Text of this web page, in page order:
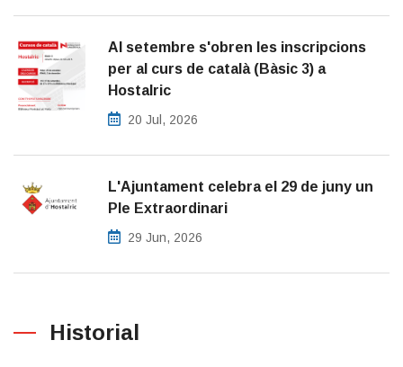
Al setembre s'obren les inscripcions
per al curs de català (Bàsic 3) a
Hostalric
20 Jul, 2026
L'Ajuntament celebra el 29 de juny un
Ple Extraordinari
29 Jun, 2026
Historial